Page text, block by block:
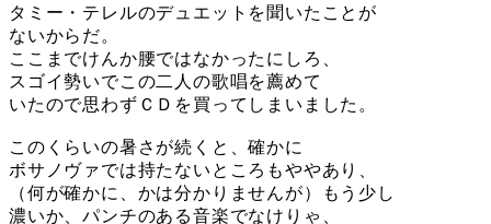
タミー・テレルのデュエットを聞いたことが
ないからだ。
ここまでけんか腰ではなかったにしろ、
スゴイ勢いでこの二人の歌唱を薦めて
いたので思わずＣＤを買ってしまいました。
このくらいの暑さが続くと、確かに
ボサノヴァでは持たないところもややあり、
（何が確かに、かは分かりませんが）もう少し
濃いか、パンチのある音楽でなけりゃ、